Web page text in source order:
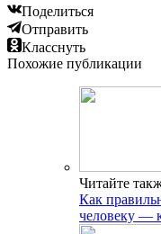
Поделиться
Отправить
Класснуть
Похожие публикации
Читайте
Как
человеку —